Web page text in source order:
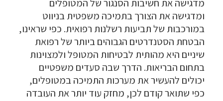
מדגישה את חשיבות הסנגור של המטופלים
ומדגישה את הצורך בתמיכה משפטית בניווט
במורכבות של תביעות רשלנות רפואית. כפי שראינו,
הבטחת הסטנדרטים הגבוהים ביותר של רפואת
שיניים היא מהותית לבטיחות המטופל ולמצוינות
בתחום הבריאות. הדרך שבה סעדים משפטיים
יכולים להעשיר את מערכות התמיכה במטופלים,
כפי שתואר קודם לכן, מחזק עוד יותר את העובדה